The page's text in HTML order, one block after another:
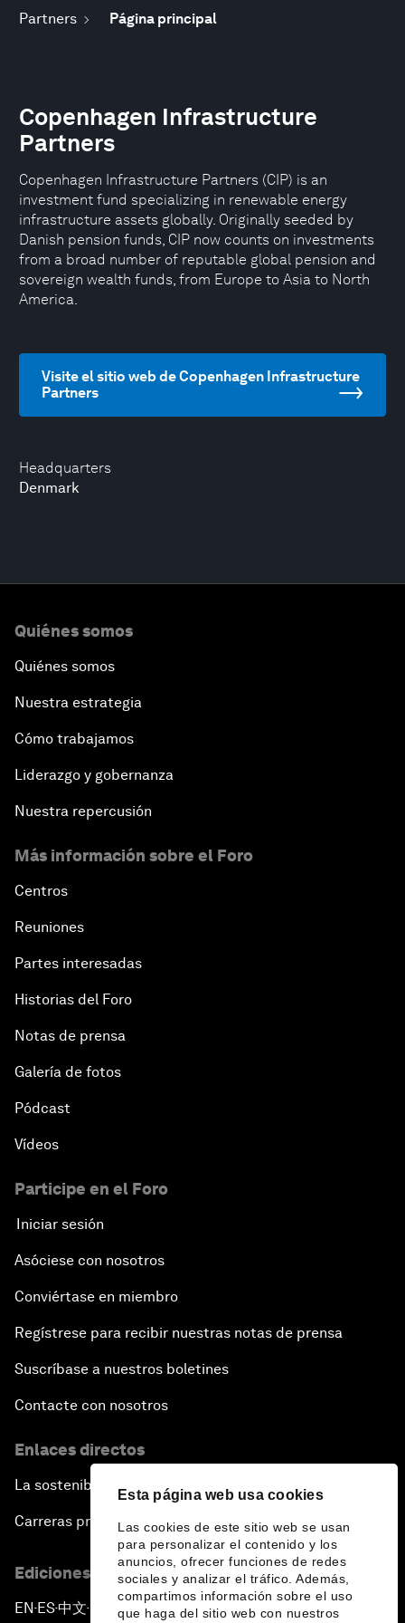
Esta página web usa cookies
Las cookies de este sitio web se usan
para personalizar el contenido y los
anuncios, ofrecer funciones de redes
sociales y analizar el tráfico. Además,
compartimos información sobre el uso
que haga del sitio web con nuestros
Partners Página principal
Headquarters
Denmark
Copenhagen Infrastructure
Partners
Copenhagen Infrastructure Partners (CIP) is an
investment fund specializing in renewable energy
infrastructure assets globally. Originally seeded by
Danish pension funds, CIP now counts on investments
from a broad number of reputable global pension and
sovereign wealth funds, from Europe to Asia to North
America.
Visite el sitio web de Copenhagen Infrastructure
Partners
Quiénes somos
Quiénes somos
Nuestra estrategia
Cómo trabajamos
Liderazgo y gobernanza
Nuestra repercusión
Más información sobre el Foro
Centros
Reuniones
Partes interesadas
Historias del Foro
Notas de prensa
Galería de fotos
Pódcast
Vídeos
Participe en el Foro
Iniciar sesión
Asóciese con nosotros
Conviértase en miembro
Regístrese para recibir nuestras notas de prensa
Suscríbase a nuestros boletines
Contacte con nosotros
Enlaces directos
La sostenibilidad en el Foro
Carreras profesionales
Ediciones en otros idiomas
EN ▪ES▪中文▪ 日本語